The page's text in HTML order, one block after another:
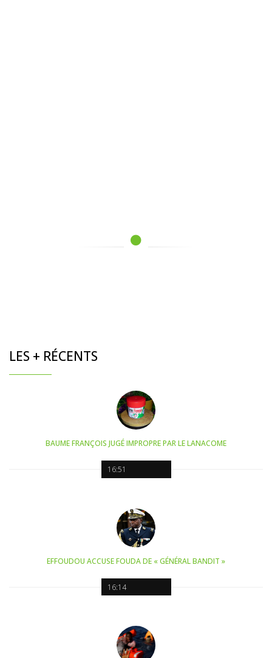
LES + RÉCENTS
16:51
BAUME FRANÇOIS JUGÉ IMPROPRE PAR LE LANACOME
16:14
EFFOUDOU ACCUSE FOUDA DE « GÉNÉRAL BANDIT »